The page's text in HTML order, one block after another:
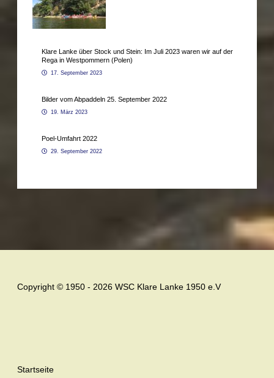
Klare Lanke über Stock und Stein: Im Juli 2023 waren wir auf der
Rega in Westpommern (Polen)
17. September 2023
Bilder vom Abpaddeln 25. September 2022
19. März 2023
Poel-Umfahrt 2022
29. September 2022
Copyright © 1950 - 2026 WSC Klare Lanke 1950 e.V
Startseite